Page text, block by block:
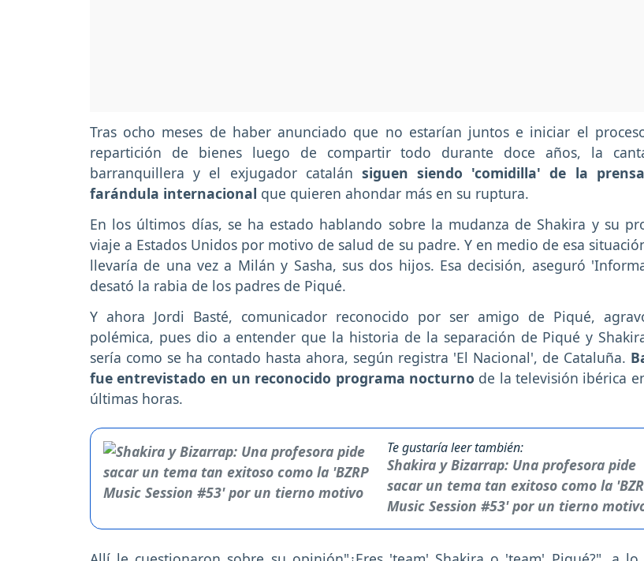
Tras ocho meses de haber anunciado que no estarían juntos e iniciar el
repartición de bienes luego de compartir todo durante doce años, la
barranquillera y el exjugador catalán siguen siendo 'comidilla' de la
farándula internacional que quieren ahondar más en su ruptura.
En los últimos días, se ha estado hablando sobre la mudanza de Shakira y su
viaje a Estados Unidos por motivo de salud de su padre. Y en medio de esa
llevaría de una vez a Milán y Sasha, sus dos hijos. Esa decisión, aseguró
desató la rabia de los padres de Piqué.
Y ahora Jordi Basté, comunicador reconocido por ser amigo de Piqué,
polémica, pues dio a entender que la historia de la separación de Piqué y
sería como se ha contado hasta ahora, según registra 'El Nacional', de Cataluña.
fue entrevistado en un reconocido programa nocturno de la televisión ibérica
últimas horas.
Te gustaría leer también:
Shakira y Bizarrap: Una profesora pide
sacar un tema tan exitoso como la
Music Session #53' por un tierno